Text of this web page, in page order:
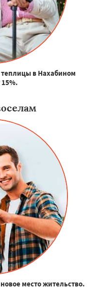
в Нахабином
15%.
место жительство.